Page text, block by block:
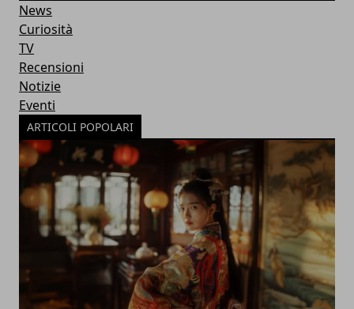
News
Curiosità
TV
Recensioni
Notizie
Eventi
ARTICOLI POPOLARI